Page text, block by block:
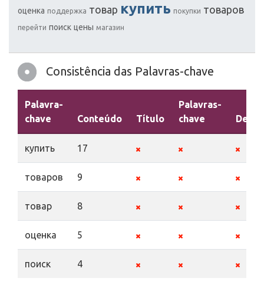
оценка поддержка товар купить покупки товаров
перейти поиск цены магазин
Consistência das Palavras-chave
Palavra-
chave
Conteúdo Título
Palavras-
chave
купить 17
товаров 9
товар 8
оценка 5
поиск 4